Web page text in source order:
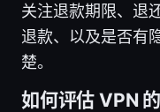
关注退款期限、退
退款、以及是否有
楚。
如何评估 VPN